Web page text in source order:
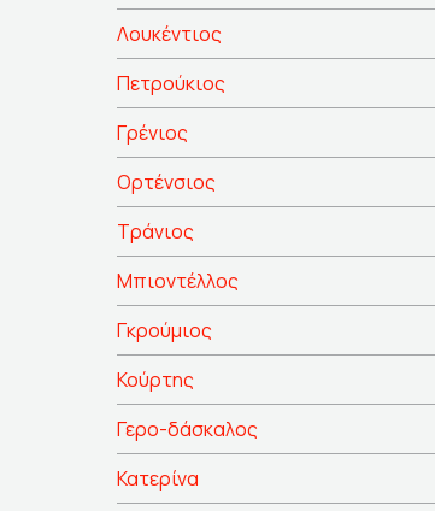
Λουκέντιος
Πετρούκιος
Γρένιος
Ορτένσιος
Τράνιος
Μπιοντέλλος
Γκρούμιος
Κούρτης
Γερο-δάσκαλος
Κατερίνα